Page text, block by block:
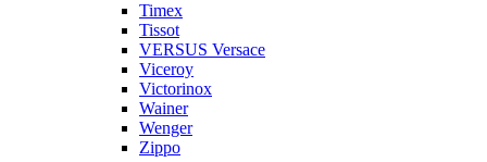
Timex
Tissot
VERSUS Versace
Viceroy
Victorinox
Wainer
Wenger
Zippo